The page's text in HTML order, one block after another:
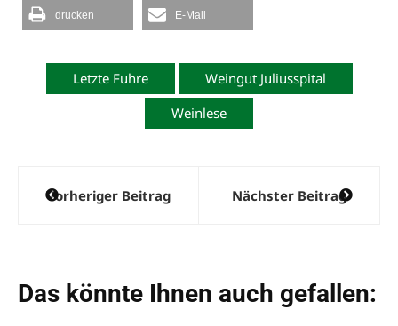
drucken E-Mail
Letzte Fuhre
Weingut Juliusspital
Weinlese
Beitragsnavigation
Vorheriger Beitrag Nächster Beitrag
Das könnte Ihnen auch gefallen: